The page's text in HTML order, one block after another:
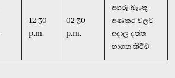
12:30
p.m.
02:30
p.m.
අගරු බැංකු
අණකර වලට
අදාල දත්ත
භාගත කිරීම